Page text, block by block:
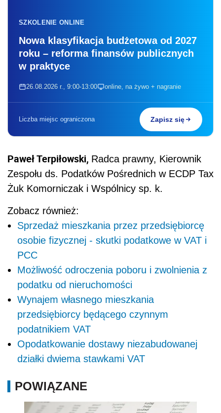
SZKOLENIE ONLINE
Nowa klasyfikacja budżetowa od 2027
roku – reforma finansów publicznych
w praktyce
26.08.2026 r., 9:00-13:00 online, na żywo + nagranie
Liczba miejsc ograniczona Zapisz się
Paweł Terpiłowski, Radca prawny, Kierownik
Zespołu ds. Podatków Pośrednich w ECDP Tax
Żuk Komorniczak i Wspólnicy sp. k.
Zobacz również:
Sprzedaż mieszkania przez przedsiębiorcę
osobie fizycznej - skutki podatkowe w VAT i
PCC
Możliwość odroczenia poboru i zwolnienia z
podatku od nieruchomości
Wynajem własnego mieszkania
przedsiębiorcy będącego czynnym
podatnikiem VAT
Opodatkowanie dostawy niezabudowanej
działki dwiema stawkami VAT
POWIĄZANE